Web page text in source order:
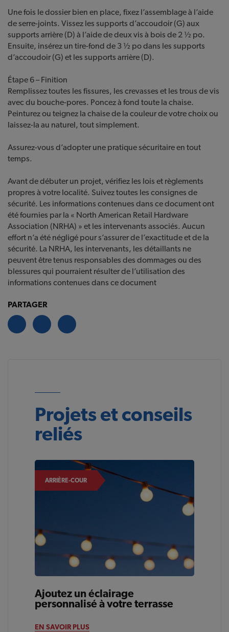
Une fois le dossier bien en place, fixez l’assemblage à l’aide
de serre-joints. Vissez les supports d’accoudoir (G) aux
supports arrière (D) à l’aide de deux vis à bois de 2 ½ po.
Ensuite, insérez un tire-fond de 3 ½ po dans les supports
d’accoudoir (G) et les supports arrière (D).
Étape 6 – Finition
Remplissez toutes les fissures, les crevasses et les trous de vis
avec du bouche-pores. Poncez à fond toute la chaise.
Peinturez ou teignez la chaise de la couleur de votre choix ou
laissez-la au naturel, tout simplement.
Assurez-vous d’adopter une pratique sécuritaire en tout
temps.
Avant de débuter un projet, vérifiez les lois et règlements
propres à votre localité. Suivez toutes les consignes de
sécurité. Les informations contenues dans ce document ont
été fournies par la « North American Retail Hardware
Association (NRHA) » et les intervenants associés. Aucun
effort n’a été négligé pour s’assurer de l’exactitude et de la
sécurité. La NRHA, les intervenants, les détaillants ne
peuvent être tenus responsables des dommages ou des
blessures qui pourraient résulter de l’utilisation des
informations contenues dans ce document
PARTAGER
Projets et conseils
reliés
ARRIÈRE-COUR
Ajoutez un éclairage
personnalisé à votre terrasse
EN SAVOIR PLUS